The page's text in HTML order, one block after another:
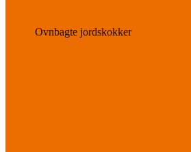
Ovnbagte jordskokker